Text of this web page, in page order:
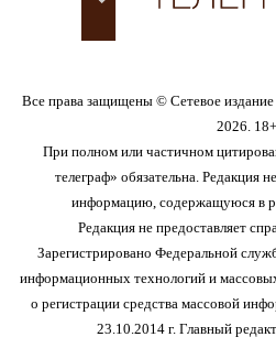
Все права защищены © Сетевое
2026. 18+
При полном или частичном
телеграф» обязательна. Редакция
информацию, содержащуюся в
Редакция не предоставляет
Зарегистрировано Федеральной
информационных технологий и
о регистрации средства массовой
23.10.2014 г. Главный